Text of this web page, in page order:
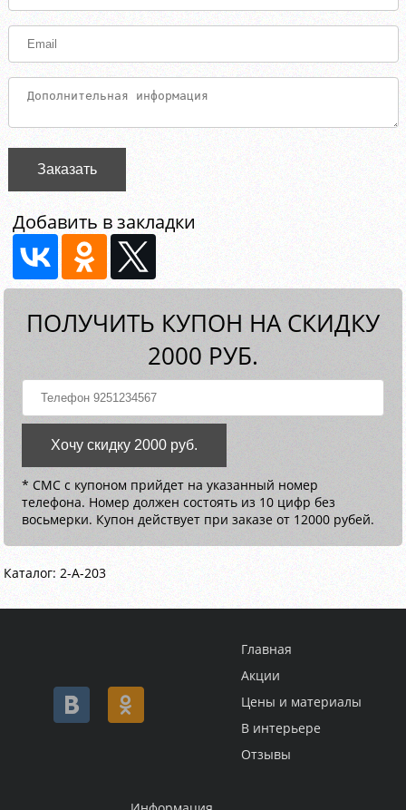
Заказать
Добавить в закладки
ПОЛУЧИТЬ КУПОН НА СКИДКУ
2000 РУБ.
Хочу скидку 2000 руб.
* СМС с купоном прийдет на указанный номер
телефона. Номер должен состоять из 10 цифр без
восьмерки. Купон действует при заказе от 12000 рубей.
Каталог: 2-A-203
Главная
Акции
Цены и материалы
В интерьере
Отзывы